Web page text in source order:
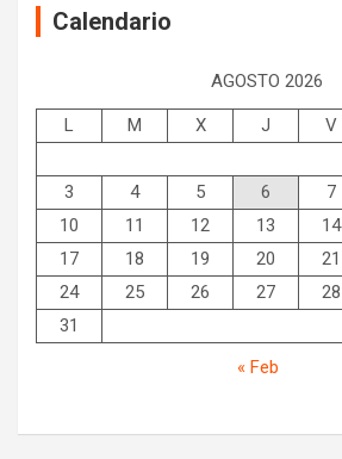
Calendario
AGOSTO 2026
L M X J V
3
4 5 6 7
10
11 12 13 14
17
18 19 20 21
24
25 26 27 28
31
« Feb